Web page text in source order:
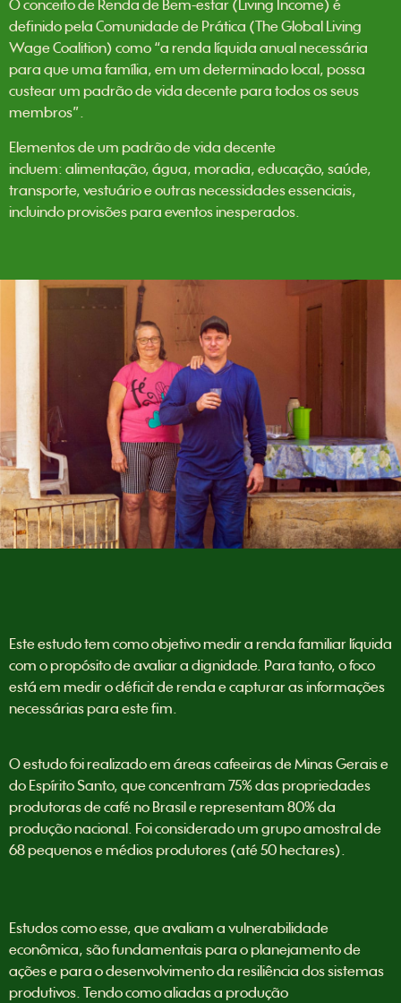
O conceito de Renda de Bem-estar (Living Income) é
definido pela Comunidade de Prática (The Global Living
Wage Coalition) como “a renda líquida anual necessária
para que uma família, em um determinado local, possa
custear um padrão de vida decente para todos os seus
membros”.
Elementos de um padrão de vida decente
incluem: alimentação, água, moradia, educação, saúde,
transporte, vestuário e outras necessidades essenciais,
incluindo provisões para eventos inesperados.
Este estudo tem como objetivo medir a renda familiar líquida
com o propósito de avaliar a dignidade. Para tanto, o foco
está em medir o déficit de renda e capturar as informações
necessárias para este fim.
O estudo foi realizado em áreas cafeeiras de Minas Gerais e
do Espírito Santo, que concentram 75% das propriedades
produtoras de café no Brasil e representam 80% da
produção nacional. Foi considerado um grupo amostral de
68 pequenos e médios produtores (até 50 hectares).
Estudos como esse, que avaliam a vulnerabilidade
econômica, são fundamentais para o planejamento de
ações e para o desenvolvimento da resiliência dos sistemas
produtivos. Tendo como aliadas a produção